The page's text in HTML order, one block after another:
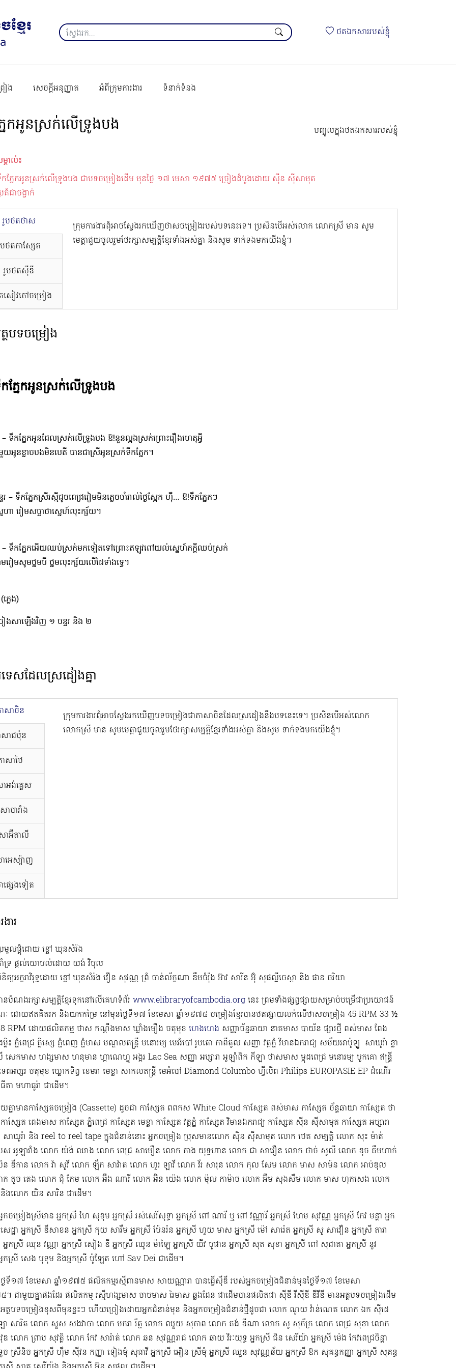
ថតឯកសាររបស់ខ្ញុំ
ៀង សេចក្ដីអនុញ្ញាត អំពីក្រុមការងារ ទំនាក់ទំនង
ែកអូនស្រក់លើទ្រូងបង បញ្ចូលក្នុងថតឯកសាររបស់ខ្ញុំ
ាល់៖
កភ្នែកអូនស្រក់លើទ្រូងបង ជាបទចម្រៀងដើម មុនថ្ងៃ ១៧ មេសា ១៩៧៥ ច្រៀងដំបូងដោយ ស៊ីន ស៊ីសាមុត
គំជាចង្វាក់
រូបថតថាស
ថតកាសែ្សត
រូបថតស៊ីឌី
សៀវភៅចម្រៀង
ក្រុមការងារពុំអាចស្វែងរកឃើញថាសចម្រៀងរបស់បទនេះទេ។ ប្រសិនបើអស់លោក លោកស្រី មាន សូម
មេត្តាជួយចូលរួមថែរក្សាសម្បត្តិខ្មែរទាំងអស់គ្នា និងសូម ទាក់ទងមកយើងខ្ញុំ។
ថបទចម្រៀង
ភ្នែកអូនស្រក់លើទ្រូងបង
ទឹកភ្នែកអូនដែលស្រក់លើទ្រូងបង ឱ!នួនល្អងស្រក់ព្រោះរឿងហេតុអ្វី
យអូនខ្លាចបងមិនបេតី បានជាស្រីអូនស្រក់ទឹកភ្នែក។
រ – ទឹកភ្នែកស្រីរស្មីដូចពេជ្ររៀមមិនភ្លេចចាំរាល់ថ្ងៃស្អែក ហ៊ឺ… ឱ!ទឹកភ្នែកៗ
ហា រៀមសច្ចាថាស្នេហ៍លុះក្ស័យ។
ទឹកភ្នែកអើយឈប់ស្រក់មកទៀតទៅព្រោះឥឡូវពៅយល់ស្នេហ៍ភក្តីឈប់ស្រក់
មរៀមសូមថ្នមបី ថ្នមលុះក្ស័យលើដៃទាំងទ្វេ។
(ភ្លេង)
ៀងសាឡើងវិញ ១ បន្ទរ និង ២
េសដែលស្រដៀងគ្នា
សាចិន
សាជប៉ុន
ាសាថៃ
អង់គ្លេស
ាបារាំង
ាអ៊ីតាលី
អេស្ប៉ាញ
ផ្សេងទៀត
ក្រុមការងារពុំអាចស្វែងរកឃើញបទចម្រៀងជាភាសាចិនដែលស្រដៀងនឹងបទនេះទេ។ ប្រសិនបើអស់លោក
លោកស្រី មាន សូមមេត្តាជួយចូលរួមថែរក្សាសម្បត្តិខ្មែរទាំងអស់គ្នា និងសូម ទាក់ទងមកយើងខ្ញុំ។
ារ
មូលផ្តុំដោយ ខ្ចៅ ឃុនសំរ៉ង
ាំទ្រ ផ្តល់យោបល់ដោយ យង់ វិបុល
ត្យអក្ខរាវិរុទ្ធដោយ ខ្ចៅ ឃុនសំរ៉ង វឿន សុវណ្ណ ព្រំ ចាន់ល័ក្ខណា ឌឹមចំរ៉ុង អ៊ាវ សារីន អ៊ុំ សុផល្លីចេស្តា និង ផាន ចរិយា
នបំណងរក្សាសម្បត្តិខ្មែរទុកនៅលើគេហទំព័រ www.elibraryofcambodia.org នេះ ព្រមទាំងផ្សព្វផ្សាយសម្រាប់បម្រើជាប្រយោជន៍
ៈ ដោយឥតគិតរក និងយកកម្រៃ នៅមុនថ្ងៃទី១៧ ខែមេសា ឆ្នាំ១៩៧៥ ចម្រៀងខ្មែរបានថតផ្សាយលក់លើថាសចម្រៀង 45 RPM 33 ½
RPM​ ដោយផលិតកម្ម ថាស កណ្ដឹងមាស ឃ្លាំងមឿង ចតុមុខ ហេងហេង សញ្ញាច័ន្ទឆាយា នាគមាស បាយ័ន ផ្សារថ្មី ពស់មាស ពែង
លិះ ភ្នំពេជ្រ គ្លិស្សេ ភ្នំពេញ ភ្នំមាស មណ្ឌលតន្រ្តី មនោរម្យ មេអំបៅ រូបតោ កាពីតូល សញ្ញា វត្តភ្នំ វិមានឯករាជ្យ សម័យអាប៉ូឡូ ​​​ សាឃូរ៉ា ខ្លា
េកមាស ហង្សមាស ហនុមាន ហ្គាណេហ្វូ​ អង្គរ Lac Sea សញ្ញា អប្សារា អូឡាំពិក កីឡា ថាសមាស ម្កុដពេជ្រ មនោរម្យ បូកគោ ឥន្ទ្រី
ពអប្សរ ចតុមុខ ឃ្លោកទិព្វ ខេមរា មេខ្លា សាកលតន្ត្រី មេអំបៅ Diamond Columbo ហ្វីលិព Philips EUROPASIE EP ដំណើរ
ធីតា មហាធូរ៉ា ជាដើម​។
គ្នាមានកាសែ្សតចម្រៀង (Cassette) ដូចជា កាស្សែត ពពកស White Cloud កាស្សែត ពស់មាស កាស្សែត ច័ន្ទឆាយា កាស្សែត ថា
ស្សែត ពេងមាស កាស្សែត ភ្នំពេជ្រ កាស្សែត មេខ្លា កាស្សែត វត្តភ្នំ កាស្សែត វិមានឯករាជ្យ កាស្សែត ស៊ីន ស៊ីសាមុត កាស្សែត អប្សារា
សាឃូរ៉ា និង reel to reel tape ក្នុងជំនាន់នោះ អ្នកចម្រៀង ប្រុសមាន​លោក ស៊ិន ស៊ីសាមុត លោក ​ថេត សម្បត្តិ លោក សុះ ម៉ាត់
អូឡារាំង លោក យ៉ង់ ឈាង លោក ពេជ្រ សាមឿន លោក គាង យុទ្ធហាន លោក ជា សាវឿន លោក ថាច់ សូលី លោក ឌុច គឹមហាក់
ឌីកាន លោក វ៉ា សូវី លោក ឡឹក សាវ៉ាត លោក ហួរ ឡាវី លោក វ័រ សារុន​ លោក កុល សែម លោក មាស សាម៉ន លោក អាប់ឌុល
ក តូច តេង លោក ជុំ កែម លោក អ៊ឹង ណារី លោក អ៊ិន យ៉េង​​ លោក ម៉ុល កាម៉ាច លោក អ៊ឹម សុងសឺម ​លោក មាស ហុក​សេង លោក​
ងលោក យិន សារិន ជាដើម។
ចម្រៀងស្រីមាន អ្នកស្រី ហៃ សុខុម​ អ្នកស្រី រស់សេរី​សុទ្ធា អ្នកស្រី ពៅ ណារី ឬ ពៅ វណ្ណារី អ្នកស្រី ហែម សុវណ្ណ អ្នកស្រី កែវ មន្ថា អ្នក
េដ្ឋា អ្នកស្រី ឌី​សាខន អ្នកស្រី កុយ សារឹម អ្នកស្រី ប៉ែនរ៉ន អ្នកស្រី ហួយ មាស អ្នកស្រី ម៉ៅ សារ៉េត ​អ្នកស្រី សូ សាវឿន អ្នកស្រី តារា
អ្នកស្រី ឈុន វណ្ណា អ្នកស្រី សៀង ឌី អ្នកស្រី ឈូន ម៉ាឡៃ អ្នកស្រី យីវ​ បូផាន​ អ្នកស្រី​ សុត សុខា អ្នកស្រី ពៅ សុជាតា អ្នកស្រី នូវ
កស្រី សេង បុទុម និងអ្នកស្រី ប៉ូឡែត ហៅ Sav Dei ជាដើម។
ងៃទី១៧ ខែមេសា ឆ្នាំ១៩៧៥​ ផលិតកម្មរស្មីពានមាស សាយណ្ណារា បានធ្វើស៊ីឌី ​របស់អ្នកចម្រៀងជំនាន់មុនថ្ងៃទី១៧ ខែមេសា
។ ជាមួយគ្នាផងដែរ ផលិតកម្ម រស្មីហង្សមាស ចាបមាស រៃមាស​ ឆ្លងដែន ជាដើមបានផលិតជា ស៊ីឌី វីស៊ីឌី ឌីវីឌី មានអត្ថបទចម្រៀងដើម
អត្ថបទចម្រៀងខុសពីមុន​ខ្លះៗ ហើយច្រៀងដោយអ្នកជំនាន់មុន និងអ្នកចម្រៀងជំនាន់​ថ្មីដូចជា លោក ណូយ វ៉ាន់ណេត លោក ឯក ស៊ីដេ​​
សារិត លោក​​ សួស សងវាចា​ លោក មករា រ័ត្ន លោក ឈួយ សុភាព លោក គង់ ឌីណា លោក សូ សុភ័ក្រ លោក ពេជ្រ សុខា លោក
លោក ព្រាប សុវត្ថិ លោក កែវ សារ៉ាត់ លោក ឆន សុវណ្ណរាជ លោក ឆាយ វិរៈយុទ្ធ អ្នកស្រី ជិន សេរីយ៉ា អ្នកស្រី ម៉េង កែវពេជ្រចិន្តា
ច ស្រីនិច អ្នកស្រី ហ៊ឹម ស៊ីវន កញ្ញា​ ទៀងមុំ សុធាវី​​​ អ្នកស្រី អឿន ស្រីមុំ អ្នកស្រី ឈួន សុវណ្ណឆ័យ អ្នកស្រី ឱក សុគន្ធកញ្ញា អ្នកស្រី សុគន្ធ